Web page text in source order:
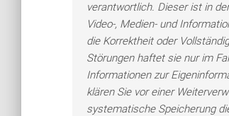
verantwortlich. Dieser ist in
Video-, Medien- und
die Korrektheit oder
Störungen haftet sie nur im
Informationen zur
klären Sie vor einer
systematische Speicherung